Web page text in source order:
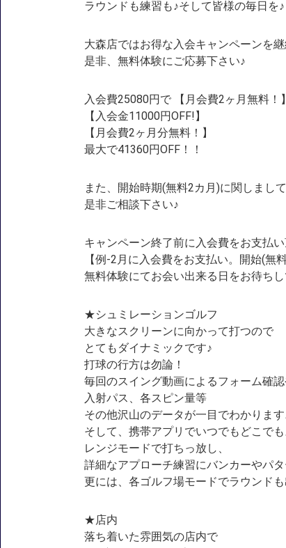
ラウンドも練習も♪そして皆様の毎日を♪
大森店ではお得な入会キャンペーンを継
是非、無料体験にご応募下さい♪
入会費25080円で 【月会費2ヶ月無料！】
【入会金11000円OFF!】
【月会費2ヶ月分無料！】
最大で41360円OFF！！
また、開始時期(無料2カ月)に関しまし
是非ご相談下さい♪
キャンペーン終了前に入会費をお支払
【例-2月に入会費をお支払い。開始(無
無料体験にてお会い出来る日をお待ち
★シュミレーションゴルフ
大きなスクリーンに向かって打つので
とてもダイナミックです♪
打球の行方は勿論！
毎回のスイング動画によるフォーム確
入射パス、各スピン量等
その他沢山のデータが一目でわかります
そして、携帯アプリでいつでもどこで
レンジモードで打ちっ放し、
詳細なアプローチ練習にバンカーやパタ
更には、各ゴルフ場モードでラウンド
★店内
落ち着いた雰囲気の店内で